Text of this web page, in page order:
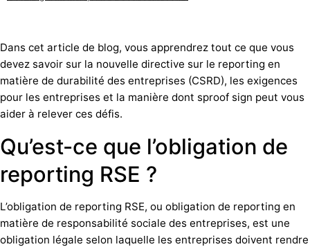
Dans cet article de blog, vous apprendrez tout ce que vous
devez savoir sur la nouvelle directive sur le reporting en
matière de durabilité des entreprises (CSRD), les exigences
pour les entreprises et la manière dont sproof sign peut vous
aider à relever ces défis.
Qu’est-ce que l’obligation de
reporting RSE ?
L’obligation de reporting RSE, ou obligation de reporting en
matière de responsabilité sociale des entreprises, est une
obligation légale selon laquelle les entreprises doivent rendre